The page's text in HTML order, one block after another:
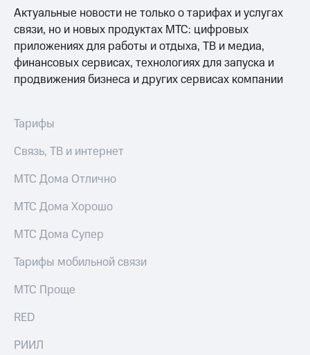
Актуальные новости не только о тарифах и услугах
связи, но и новых продуктах МТС: цифровых
приложениях для работы и отдыха, ТВ и медиа,
финансовых сервисах, технологиях для запуска и
продвижения бизнеса и других сервисах компании
Тарифы
Связь, ТВ и интернет
МТС Дома Отлично
МТС Дома Хорошо
МТС Дома Супер
Тарифы мобильной связи
МТС Проще
RED
РИИЛ